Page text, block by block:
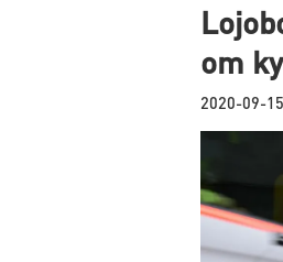
om
2020-09-15